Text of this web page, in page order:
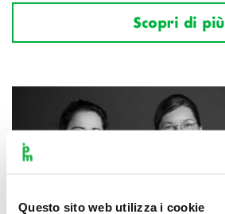
Questo sito web utilizza i cookie
Scopri di più